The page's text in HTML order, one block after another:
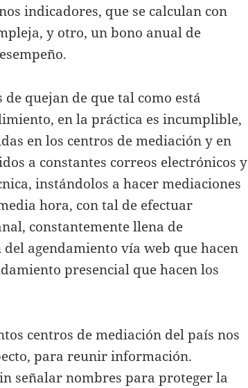
indicadores, que se calculan con
y otro, un bono anual de
quejan de que tal como está
en la práctica es incumplible,
en los centros de mediación y en
a constantes correos electrónicos y
instándolos a hacer mediaciones
hora, con tal de efectuar
constantemente llena de
agendamiento vía web que hacen
presencial que hacen los
centros de mediación del país nos
para reunir información.
señalar nombres para proteger la